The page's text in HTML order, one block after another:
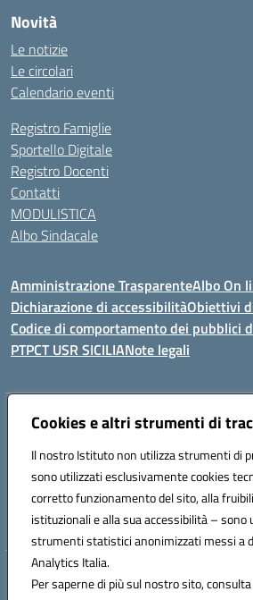
Cookies e altri strumenti di
Il nostro Istituto non utilizza strumenti di
sono utilizzati esclusivamente cookies
corretto funzionamento del sito, alla
istituzionali e alla sua accessibilità – sono
strumenti statistici anonimizzati messi a
Analytics Italia.
Per saperne di più sul nostro sito,
Novità
Le notizie
Le circolari
Calendario eventi
Registro Famiglie
Sportello Digitale
Registro Docenti
Contatti
MODULISTICA
Albo Sindacale
Amministrazione TrasparenteAlbo On
Dichiarazione di accessibilitàObiettivi
Codice di comportamento dei pubblici
PTPCT USR SICILIANote legali
Indirizzo:Via Enrico Fermi, 4 - Cefalù
Posta elettronica certificata (PEC):
Codice fiscale: 82000590826
Codice meccanografico: PAIC8AJ008
Hosting & Powered by 3D